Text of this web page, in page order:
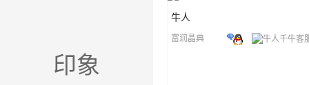
印象
牛人
富润晶典